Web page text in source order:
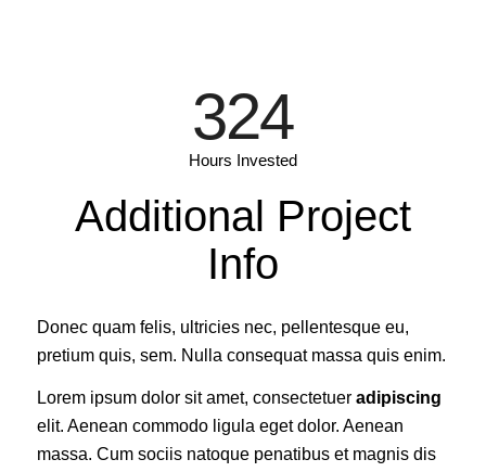
324
Hours Invested
Additional Project
Info
Donec quam felis, ultricies nec, pellentesque eu,
pretium quis, sem. Nulla consequat massa quis enim.
Lorem ipsum dolor sit amet, consectetuer adipiscing
elit. Aenean commodo ligula eget dolor. Aenean
massa. Cum sociis natoque penatibus et magnis dis